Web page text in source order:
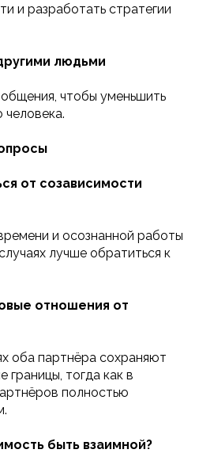
и разработать стратегии
людьми
чтобы уменьшить
человека.
от созависимости
и осознанной работы
лучше обратиться к
отношения от
оба партнёра сохраняют
границы, тогда как в
полностью
быть взаимной?